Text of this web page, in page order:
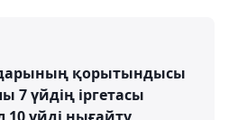
қорытындысы
үйдің іргетасы